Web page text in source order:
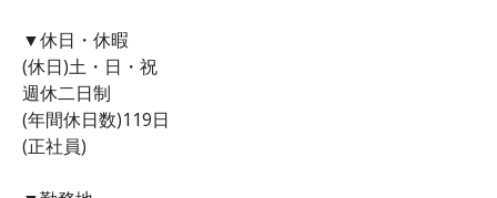
▼休日・休暇
(休日)土・日・祝
週休二日制
(年間休日数)119日
(正社員)